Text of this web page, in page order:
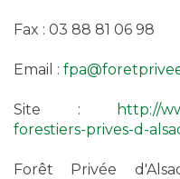
Fax : 03 88 81 06 98
Email :
Site :
http://
forestiers-prives-d-
Forêt Privée